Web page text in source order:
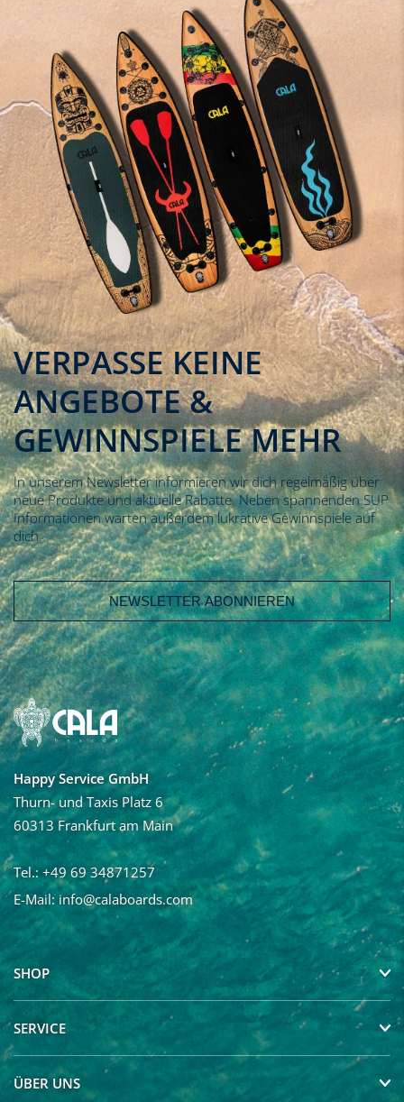
VERPASSE KEINE
ANGEBOTE &
GEWINNSPIELE MEHR
In unserem Newsletter informieren wir dich regelmäßig über
neue Produkte und aktuelle Rabatte. Neben spannenden SUP
Informationen warten außerdem lukrative Gewinnspiele auf
dich.
E-Mail Adresse
Vorname
Nachname
Ja, ich möchte den Newsletter von Calaboards erhalten
und regelmäßig mit Neuigkeiten und über Angebote
informiert werden. Die Abmeldung vom Newsletter ist
jederzeit möglich.
Happy Service GmbH
Thurn- und Taxis Platz 6
60313 Frankfurt am Main
Tel.: +49 69 34871257
E-Mail: info@calaboards.com
SHOP
SERVICE
ÜBER UNS